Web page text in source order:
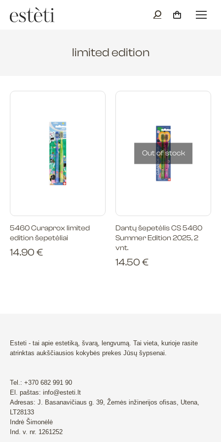
limited edition
5460 Curaprox limited
edition šepetėliai
14.90 €
Out of stock
Dantų šepetėlis CS 5460
Summer Edition 2025, 2
vnt.
14.50 €
Esteti - tai apie estetiką, švarą, lengvumą. Tai vieta, kurioje rasite
atrinktas aukščiausios kokybės prekes Jūsų šypsenai.
Tel.: +370 682 991 90
El. paštas: info@esteti.lt
Adresas: J. Basanavičiaus g. 39, Žemės inžinerijos ofisas, Utena,
LT28133
Indrė Šimonėlė
Ind. v. nr. 1261252